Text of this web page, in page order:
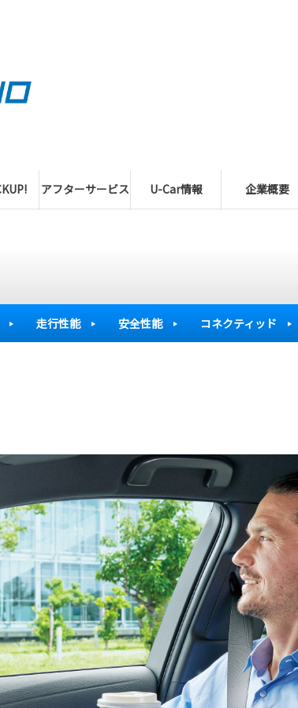
アフターサービス U-Car情報 企業概要
走行性能 安全性能 コネクティッド